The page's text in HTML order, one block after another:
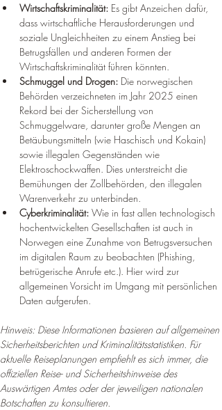
Wirtschaftskriminalität: Es gibt Anzeichen dafür,
dass wirtschaftliche Herausforderungen und
soziale Ungleichheiten zu einem Anstieg bei
Betrugsfällen und anderen Formen der
Wirtschaftskriminalität führen könnten.
Schmuggel und Drogen: Die norwegischen
Behörden verzeichneten im Jahr 2025 einen
Rekord bei der Sicherstellung von
Schmuggelware, darunter große Mengen an
Betäubungsmitteln (wie Haschisch und Kokain)
sowie illegalen Gegenständen wie
Elektroschockwaffen. Dies unterstreicht die
Bemühungen der Zollbehörden, den illegalen
Warenverkehr zu unterbinden.
Cyberkriminalität: Wie in fast allen technologisch
hochentwickelten Gesellschaften ist auch in
Norwegen eine Zunahme von Betrugsversuchen
im digitalen Raum zu beobachten (Phishing,
betrügerische Anrufe etc.). Hier wird zur
allgemeinen Vorsicht im Umgang mit persönlichen
Daten aufgerufen.
Hinweis: Diese Informationen basieren auf allgemeinen
Sicherheitsberichten und Kriminalitätsstatistiken. Für
aktuelle Reiseplanungen empfiehlt es sich immer, die
offiziellen Reise- und Sicherheitshinweise des
Auswärtigen Amtes oder der jeweiligen nationalen
Botschaften zu konsultieren.